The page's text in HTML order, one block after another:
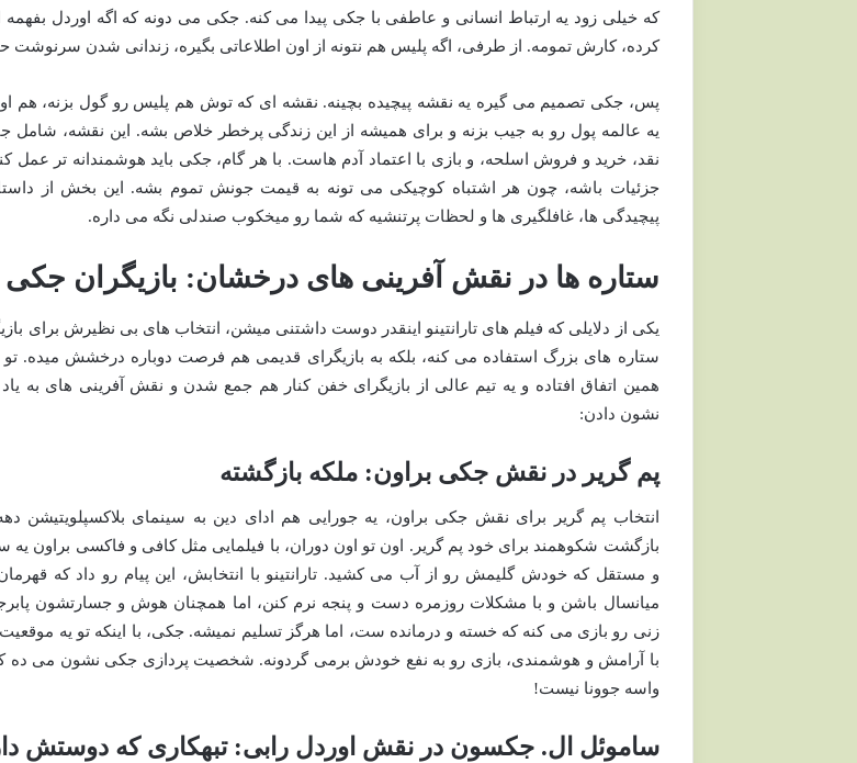
که خیلی زود یه ارتباط انسانی و عاطفی با جکی پیدا می کنه. جکی می دونه که اگه اوردل بفهمه
کرده، کارش تمومه. از طرفی، اگه پلیس هم نتونه از اون اطلاعاتی بگیره، زندانی شدن
پس، جکی تصمیم می گیره یه نقشه پیچیده بچینه. نقشه ای که توش هم پلیس رو گول بزنه، هم
یه عالمه پول رو به جیب بزنه و برای همیشه از این زندگی پرخطر خلاص بشه. این نقشه، شامل
نقد، خرید و فروش اسلحه، و بازی با اعتماد آدم هاست. با هر گام، جکی باید هوشمندانه تر عمل
جزئیات باشه، چون هر اشتباه کوچیکی می تونه به قیمت جونش تموم بشه. این بخش از
پیچیدگی ها، غافلگیری ها و لحظات پرتنشیه که شما رو میخکوب صندلی نگه می داره.
ستاره ها در نقش آفرینی های درخشان: بازیگران جکی
یکی از دلایلی که فیلم های تارانتینو اینقدر دوست داشتنی میشن، انتخاب های بی نظیرش برای
ستاره های بزرگ استفاده می کنه، بلکه به بازیگرای قدیمی هم فرصت دوباره درخشش میده.
همین اتفاق افتاده و یه تیم عالی از بازیگرای خفن کنار هم جمع شدن و نقش آفرینی های به
نشون دادن:
پم گریر در نقش جکی براون: ملکه بازگشته
انتخاب پم گریر برای نقش جکی براون، یه جورایی هم ادای دین به سینمای بلاکسپلویتیشن
بازگشت شکوهمند برای خود پم گریر. اون تو اون دوران، با فیلمایی مثل کافی و فاکسی براون یه
و مستقل که خودش گلیمش رو از آب می کشید. تارانتینو با انتخابش، این پیام رو داد که
میانسال باشن و با مشکلات روزمره دست و پنجه نرم کنن، اما همچنان هوش و جسارتشون
زنی رو بازی می کنه که خسته و درمانده ست، اما هرگز تسلیم نمیشه. جکی، با اینکه تو یه موقعیت
با آرامش و هوشمندی، بازی رو به نفع خودش برمی گردونه. شخصیت پردازی جکی نشون می ده
واسه جوونا نیست!
ساموئل ال. جکسون در نقش اوردل رابی: تبهکاری که دوستش